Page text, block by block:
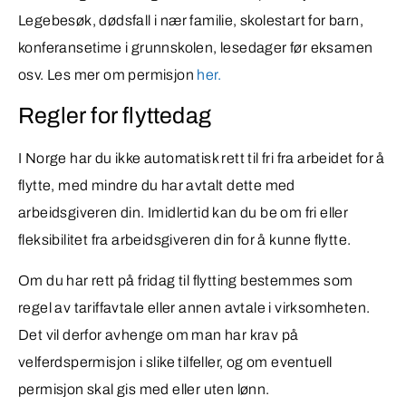
Legebesøk, dødsfall i nær familie, skolestart for barn,
konferansetime i grunnskolen, lesedager før eksamen
osv. Les mer om permisjon her.
Regler for flyttedag
I Norge har du ikke automatisk rett til fri fra arbeidet for å
flytte, med mindre du har avtalt dette med
arbeidsgiveren din. Imidlertid kan du be om fri eller
fleksibilitet fra arbeidsgiveren din for å kunne flytte.
Om du har rett på fridag til flytting bestemmes som
regel av tariffavtale eller annen avtale i virksomheten.
Det vil derfor avhenge om man har krav på
velferdspermisjon i slike tilfeller, og om eventuell
permisjon skal gis med eller uten lønn.